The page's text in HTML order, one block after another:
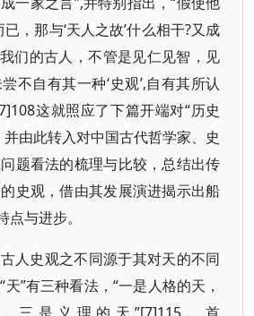
已，那与‘天人之故’什么相干?又成
我们的古人，不管是见仁见智，见
不自有其一种‘史观’,自有其所认
这就照应了下篇开端对“历史
由此转入对中国古代哲学家、史
题看法的梳理与比较，总结出传
史观，借由其发展演进揭示出船
点与进步。
人史观之不同源于其对天的不同
”有三种看法，“一是人格的天，